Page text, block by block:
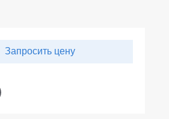
Запросить цену